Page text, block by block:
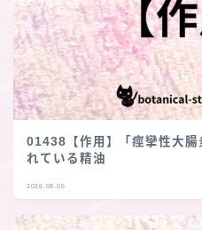
01438【作用】「痙攣性大腸
れている精油
2026.08.05